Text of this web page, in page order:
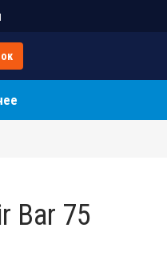
Bar 75